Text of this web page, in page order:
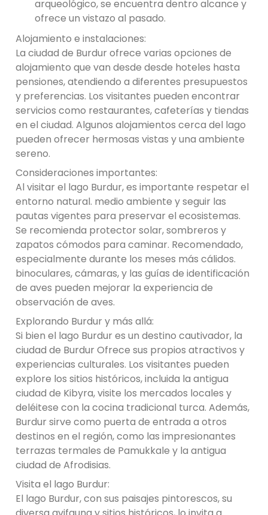
arqueológico, se encuentra dentro alcance y
ofrece un vistazo al pasado.
Alojamiento e instalaciones:
La ciudad de Burdur ofrece varias opciones de
alojamiento que van desde desde hoteles hasta
pensiones, atendiendo a diferentes presupuestos
y preferencias. Los visitantes pueden encontrar
servicios como restaurantes, cafeterías y tiendas
en el ciudad. Algunos alojamientos cerca del lago
pueden ofrecer hermosas vistas y una ambiente
sereno.
Consideraciones importantes:
Al visitar el lago Burdur, es importante respetar el
entorno natural. medio ambiente y seguir las
pautas vigentes para preservar el ecosistemas.
Se recomienda protector solar, sombreros y
zapatos cómodos para caminar. Recomendado,
especialmente durante los meses más cálidos.
binoculares, cámaras, y las guías de identificación
de aves pueden mejorar la experiencia de
observación de aves.
Explorando Burdur y más allá:
Si bien el lago Burdur es un destino cautivador, la
ciudad de Burdur Ofrece sus propios atractivos y
experiencias culturales. Los visitantes pueden
explore los sitios históricos, incluida la antigua
ciudad de Kibyra, visite los mercados locales y
deléitese con la cocina tradicional turca. Además,
Burdur sirve como puerta de entrada a otros
destinos en el región, como las impresionantes
terrazas termales de Pamukkale y la antigua
ciudad de Afrodisias.
Visita el lago Burdur:
El lago Burdur, con sus paisajes pintorescos, su